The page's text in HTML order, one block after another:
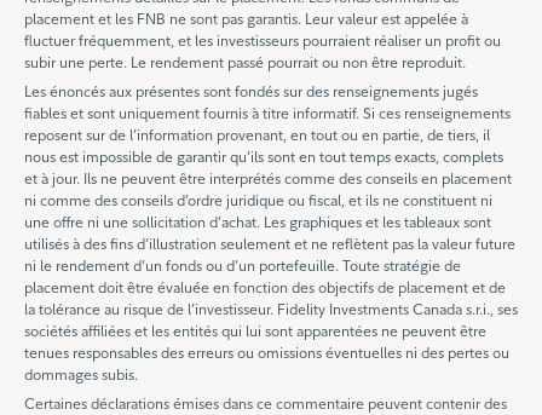
placement et les FNB ne sont pas garantis. Leur valeur est appelée à
fluctuer fréquemment, et les investisseurs pourraient réaliser un profit ou
subir une perte. Le rendement passé pourrait ou non être reproduit.
Les énoncés aux présentes sont fondés sur des renseignements jugés
fiables et sont uniquement fournis à titre informatif. Si ces renseignements
reposent sur de l’information provenant, en tout ou en partie, de tiers, il
nous est impossible de garantir qu’ils sont en tout temps exacts, complets
et à jour. Ils ne peuvent être interprétés comme des conseils en placement
ni comme des conseils d’ordre juridique ou fiscal, et ils ne constituent ni
une offre ni une sollicitation d’achat. Les graphiques et les tableaux sont
utilisés à des fins d’illustration seulement et ne reflètent pas la valeur future
ni le rendement d’un fonds ou d’un portefeuille. Toute stratégie de
placement doit être évaluée en fonction des objectifs de placement et de
la tolérance au risque de l’investisseur. Fidelity Investments Canada s.r.i., ses
sociétés affiliées et les entités qui lui sont apparentées ne peuvent être
tenues responsables des erreurs ou omissions éventuelles ni des pertes ou
dommages subis.
Certaines déclarations émises dans ce commentaire peuvent contenir des